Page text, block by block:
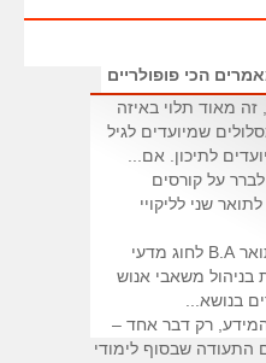
הכי פופולריים
מאוד תלוי באיזה
שמיועדים לגיל
לתיכון. אם...
על קורסים
שני לליקויי
: אני בעלת תואר B.A לחוג מדעי
משאבי אנוש
בנושא...
רק דבר אחד –
שבסוף לימודי